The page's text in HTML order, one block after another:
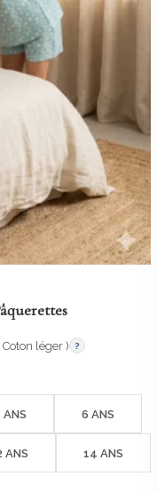
léger ) ?
Plage
prix :
42€
ANS 6 ANS
ANS 14 ANS